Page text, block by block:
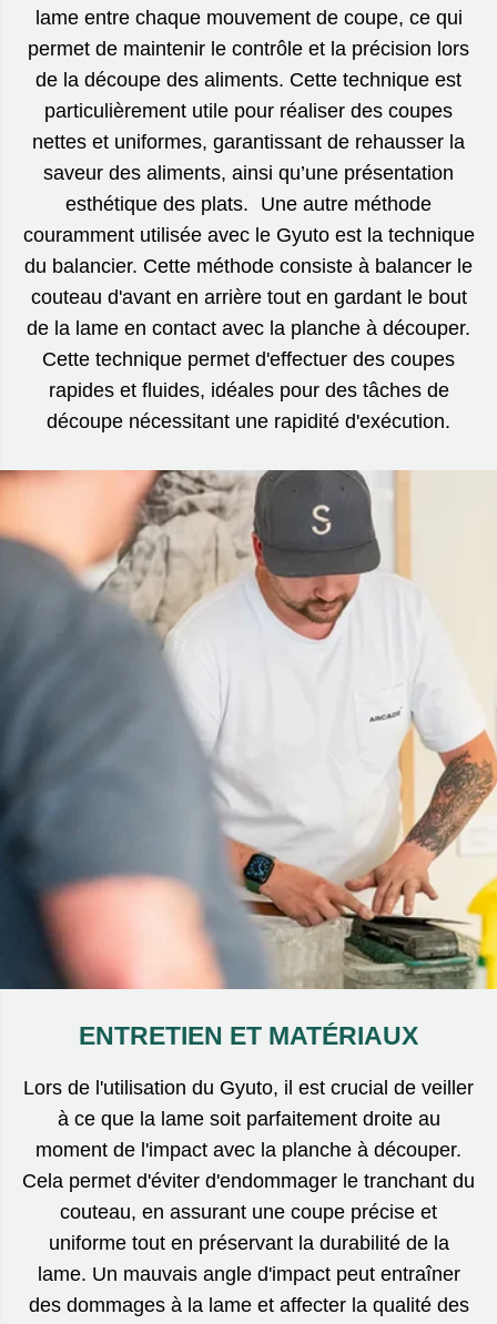
lame entre chaque mouvement de coupe, ce qui
permet de maintenir le contrôle et la précision lors
de la découpe des aliments. Cette technique est
particulièrement utile pour réaliser des coupes
nettes et uniformes, garantissant de rehausser la
saveur des aliments, ainsi qu’une présentation
esthétique des plats. Une autre méthode
couramment utilisée avec le Gyuto est la technique
du balancier. Cette méthode consiste à balancer le
couteau d'avant en arrière tout en gardant le bout
de la lame en contact avec la planche à découper.
Cette technique permet d'effectuer des coupes
rapides et fluides, idéales pour des tâches de
découpe nécessitant une rapidité d'exécution.
ENTRETIEN ET MATÉRIAUX
Lors de l'utilisation du Gyuto, il est crucial de veiller
à ce que la lame soit parfaitement droite au
moment de l'impact avec la planche à découper.
Cela permet d'éviter d'endommager le tranchant du
couteau, en assurant une coupe précise et
uniforme tout en préservant la durabilité de la
lame. Un mauvais angle d'impact peut entraîner
des dommages à la lame et affecter la qualité des